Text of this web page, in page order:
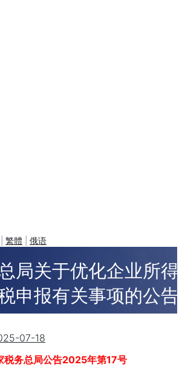
繁體 俄语
局关于优化企业所得
申报有关事项的公告
07-18
税务总局公告2025年第17号